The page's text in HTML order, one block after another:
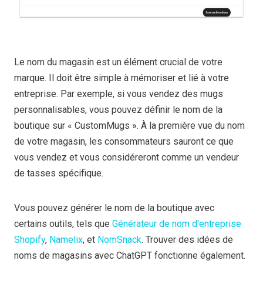
Le nom du magasin est un élément crucial de votre
marque. Il doit être simple à mémoriser et lié à votre
entreprise. Par exemple, si vous vendez des mugs
personnalisables, vous pouvez définir le nom de la
boutique sur « CustomMugs ». À la première vue du nom
de votre magasin, les consommateurs sauront ce que
vous vendez et vous considéreront comme un vendeur
de tasses spécifique.
Vous pouvez générer le nom de la boutique avec
certains outils, tels que Générateur de nom d'entreprise
Shopify, Namelix, et NomSnack. Trouver des idées de
noms de magasins avec ChatGPT fonctionne également.